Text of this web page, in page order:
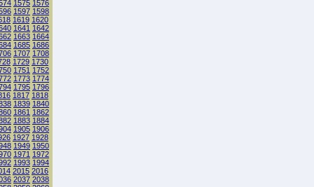
1575 1576
1597 1598
1619 1620
1641 1642
1663 1664
1685 1686
1707 1708
1729 1730
1751 1752
1773 1774
1795 1796
1817 1818
1839 1840
1861 1862
1883 1884
1905 1906
1927 1928
1949 1950
1971 1972
1993 1994
2015 2016
2037 2038